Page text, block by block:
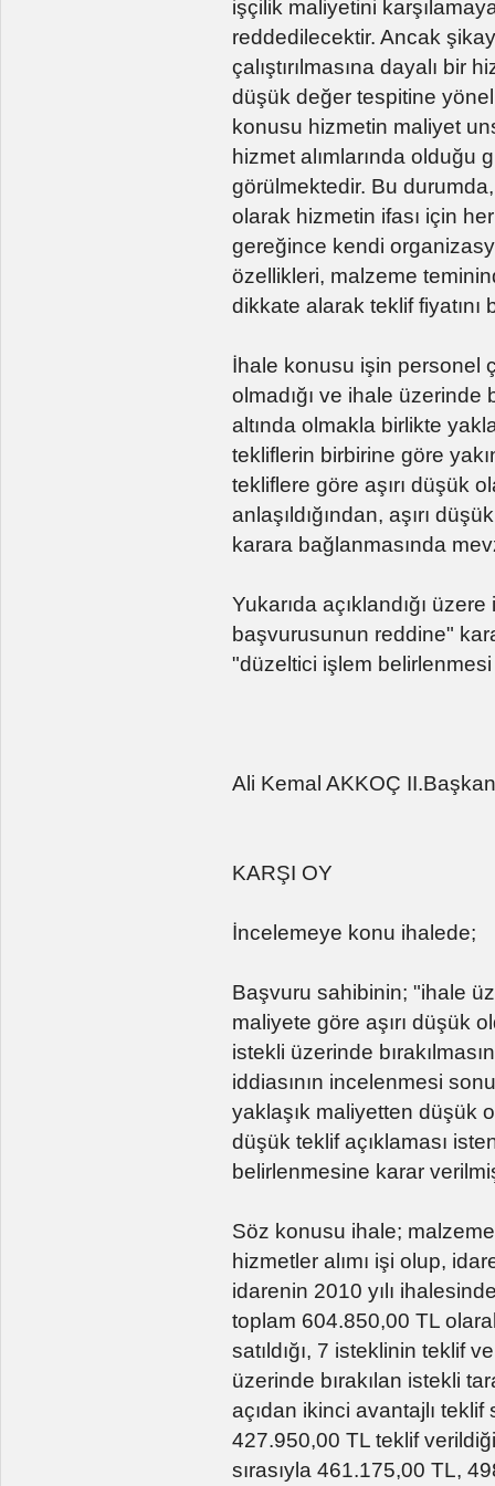
işçilik maliyetini
reddedilecektir. Ancak
çalıştırılmasına dayalı bir
düşük değer tespitine
konusu hizmetin maliyet
hizmet alımlarında olduğu
görülmektedir. Bu
olarak hizmetin ifası için
gereğince kendi
özellikleri, malzeme
dikkate alarak teklif
İhale konusu işin personel
olmadığı ve ihale üzerinde
altında olmakla birlikte
tekliflerin birbirine göre
tekliflere göre aşırı düşük
anlaşıldığından, aşırı
karara bağlanmasında
Yukarıda açıklandığı
başvurusunun reddine"
"düzeltici işlem
Ali Kemal AKKOÇ II.Başkan
KARŞI OY
İncelemeye konu ihalede;
Başvuru sahibinin; "ihale
maliyete göre aşırı düşük
istekli üzerinde
iddiasının incelenmesi
yaklaşık maliyetten düşük
düşük teklif açıklaması
belirlenmesine karar
Söz konusu ihale;
hizmetler alımı işi olup,
idarenin 2010 yılı
toplam 604.850,00 TL
satıldığı, 7 isteklinin teklif
üzerinde bırakılan istekli
açıdan ikinci avantajlı
427.950,00 TL teklif
sırasıyla 461.175,00 TL,